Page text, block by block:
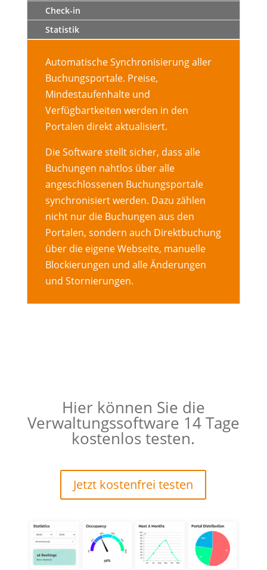
Check-in
Statistik
Automatische Synchronisierung aller
Buchungsportale. Preise,
Mindestaufenhalte und
Verfügbartkeiten werden in den
Portalen direkt aktualisiert.
Die Software stellt sicher, dass alle
Buchungen nahtlos über alle
angeschlossenen Buchungsportale
synchronisiert werden. Dazu zählen
nicht nur die Buchungen aus den
Portalen, sondern auch Direktbuchung
über die eigene Webseite, manuelle
Blockierungen und alle Änderungen
und Stornierungen.
Hier können Sie die
Verwaltungssoftware 14 Tage
kostenlos testen.
Jetzt kostenfrei testen